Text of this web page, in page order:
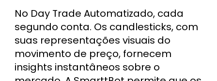
No Day Trade Automatizado, cada
segundo conta. Os candlesticks, com
suas representações visuais do
movimento de preço, fornecem
insights instantâneos sobre o